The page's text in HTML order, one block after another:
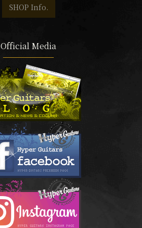
SHOP Info.
Official Media